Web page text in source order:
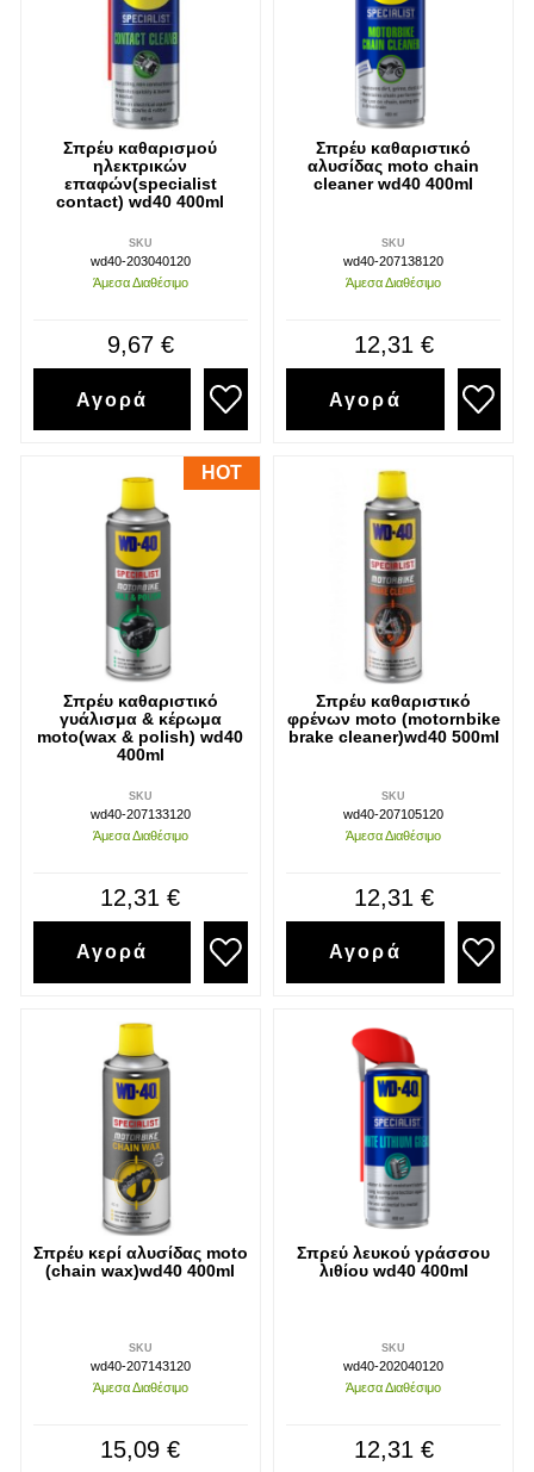
Σπρέυ καθαρισμού
ηλεκτρικών
επαφών(specialist
contact) wd40 400ml
SKU
wd40-203040120
Άμεσα Διαθέσιμο
9,67 €
Αγορά
Σπρέυ καθαριστικό
αλυσίδας moto chain
cleaner wd40 400ml
SKU
wd40-207138120
Άμεσα Διαθέσιμο
12,31 €
Αγορά
HOT
Σπρέυ καθαριστικό
γυάλισμα & κέρωμα
moto(wax & polish) wd40
400ml
SKU
wd40-207133120
Άμεσα Διαθέσιμο
12,31 €
Αγορά
Σπρέυ καθαριστικό
φρένων moto (motornbike
brake cleaner)wd40 500ml
SKU
wd40-207105120
Άμεσα Διαθέσιμο
12,31 €
Αγορά
Σπρέυ κερί αλυσίδας moto
(chain wax)wd40 400ml
SKU
wd40-207143120
Άμεσα Διαθέσιμο
15,09 €
Σπρεύ λευκού γράσσου
λιθίου wd40 400ml
SKU
wd40-202040120
Άμεσα Διαθέσιμο
12,31 €